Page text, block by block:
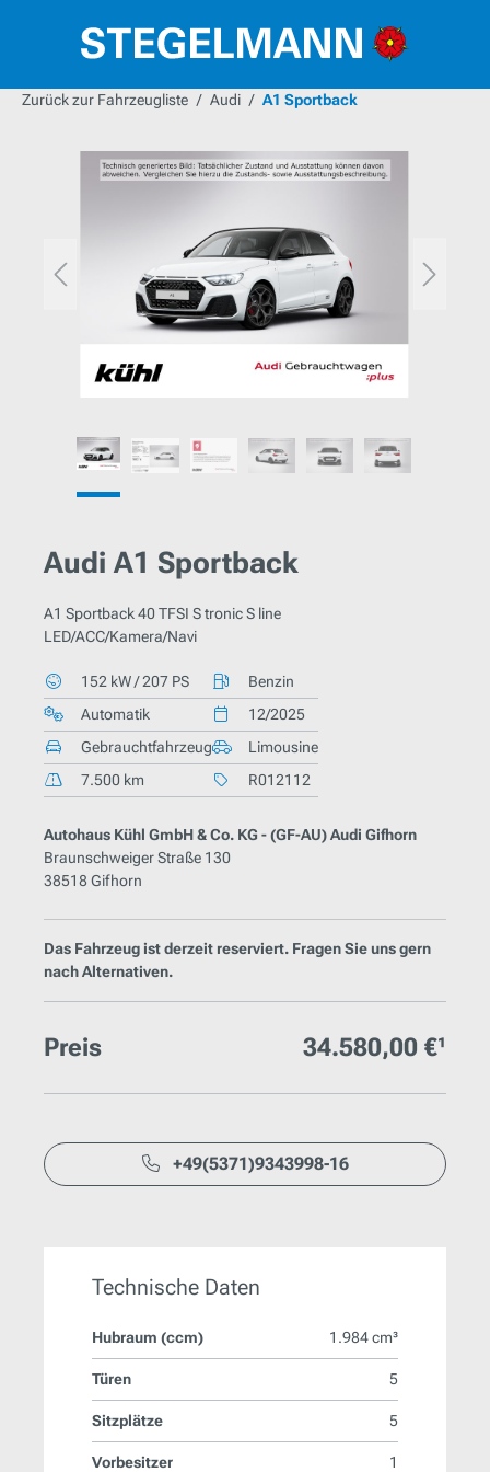
Zurück zur Fahrzeugliste Audi A1 Sportback
Bildergalerie überspringen
Audi A1 Sportback
A1 Sportback 40 TFSI S tronic S line
LED/ACC/Kamera/Navi
152 kW / 207 PS
Automatik
Gebrauchtfahrzeug
7.500 km
Benzin
12/2025
Limousine
R012112
Autohaus Kühl GmbH & Co. KG - (GF-AU) Audi Gifhorn
Braunschweiger Straße 130
38518 Gifhorn
Das Fahrzeug ist derzeit reserviert. Fragen Sie uns gern
nach Alternativen.
Preis 34.580,00 €¹
+49(5371)9343998-16
Technische Daten
Hubraum (ccm) 1.984 cm³
Türen 5
Sitzplätze 5
Vorbesitzer 1